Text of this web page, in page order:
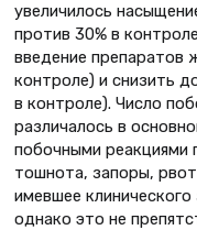
увеличилось
против 30% в
введение препаратов
контроле) и снизить
в контроле). Число
различалось в
побочными реакциями
тошнота, запоры,
имевшее клинического
однако это не